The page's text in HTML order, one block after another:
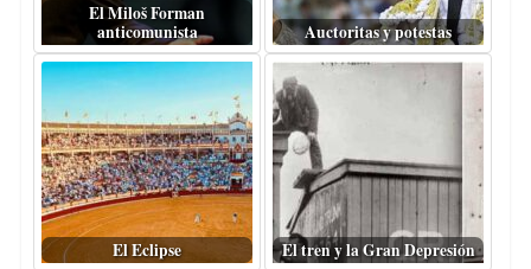
El Miloš Forman
anticomunista
Auctoritas y potestas
El Eclipse El tren y la Gran Depresión